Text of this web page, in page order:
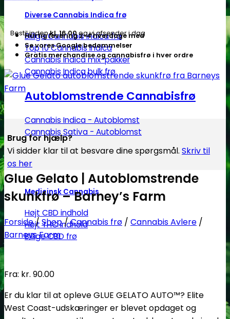
Diverse Cannabis Indica frø
Billige Cannabis Indica frø
Top 10 Cannabis Indica
Cannabis Indica mix-pakker
Cannabis Indica bulk frø
Autoblomstrende Cannabisfrø
Cannabis Indica - Autoblomst
Cannabis Sativa - Autoblomst
Medicinsk Cannabis
Højt CBD indhold
Højt THC indhold
Billige CBD frø
Bestil indenkl. 16.00og vi afsender i dag
Hurtig levering 2-4 hverdage med
Se vores Google bedømmelser
Gratis merchandise og cannabisfrø i hver ordre
Brug for hjælp?
Vi sidder klar til at besvare dine spørgsmål. Skriv til
os her
Glue Gelato | Autoblomstrende
skunkfrø – Barney’s Farm
Forside/Shop/Cannabis frø / Cannabis Avlere /
Barneys Farm
Fra: kr. 90.00
Er du klar til at opleve GLUE GELATO AUTO™? Elite
West Coast-udskæringer er blevet opdaget og